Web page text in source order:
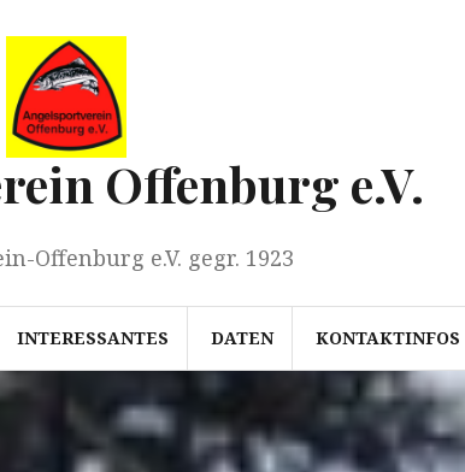
Offenburg e.V.
Offenburg e.V. gegr. 1923
INTERESSANTES DATEN KONTAKTINFOS